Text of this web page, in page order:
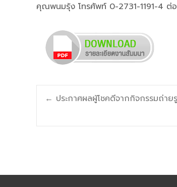
คุณพนมรุ้ง โทรศัพท์ 0-2731-1191-4 ต่
Post
navigation
← ประกาศผลผู้โชคดีจากกิจกรรมถ่า